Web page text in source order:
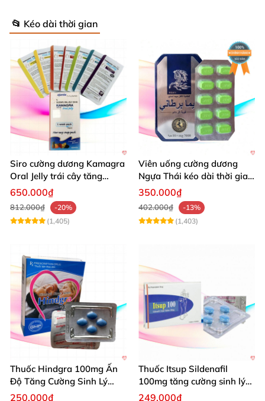
📂 Kéo dài thời gian
Siro cường dương Kamagra
Oral Jelly trái cây tăng
cường sinh lý nam
650.000₫
812.000₫
-20%
(1,405)
Viên uống cường dương
Ngựa Thái kéo dài thời gian
quan hệ
350.000₫
402.000₫
-13%
(1,403)
Thuốc Hindgra 100mg Ấn
Độ Tăng Cường Sinh Lý
Nam Hiệu Quả
250.000₫
Thuốc Itsup Sildenafil
100mg tăng cường sinh lý
kéo dài thời gian cho nam
249.000₫